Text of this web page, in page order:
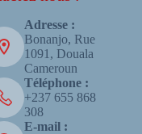
Adresse :
Bonanjo, Rue
1091, Douala
Cameroun
Téléphone :
+237 655 868
308
E-mail :